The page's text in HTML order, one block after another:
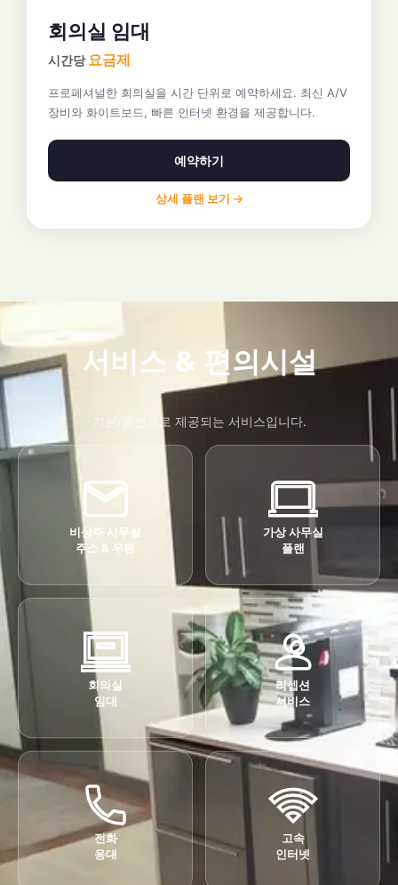
회의실 임대
시간당요금제
프로페셔널한 회의실을 시간 단위로 예약하세요. 최신 A/V
장비와 화이트보드, 빠른 인터넷 환경을 제공합니다.
예약하기
상세 플랜 보기 →
서비스 & 편의시설
기본/옵션으로 제공되는 서비스입니다.
비상주 사무실
주소 & 우편
가상 사무실
플랜
회의실
임대
리셉션
서비스
전화
응대
고속
인터넷